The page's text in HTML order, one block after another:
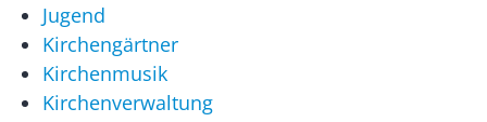
Jugend
Kirchengärtner
Kirchenmusik
Kirchenverwaltung